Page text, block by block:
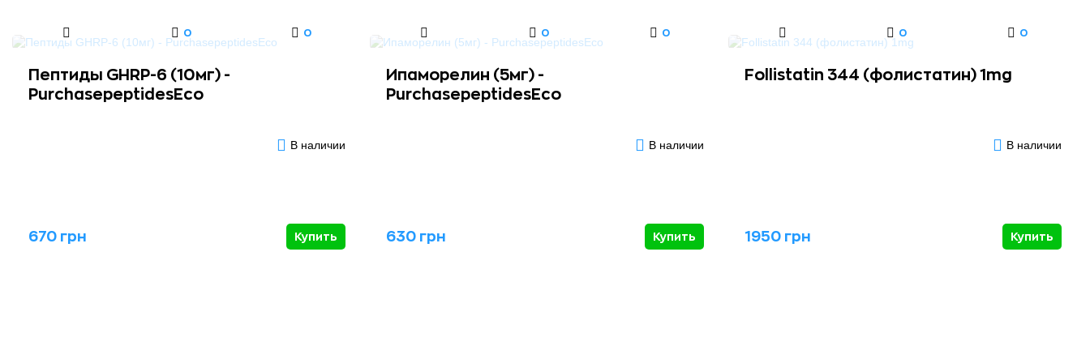
0 0
Пептиды GHRP-6 (10мг) -
PurchasepeptidesEco
В наличии
670 грн Купить
0 0
Ипаморелин (5мг) -
PurchasepeptidesEco
В наличии
630 грн Купить
0 0
Follistatin 344 (фолистатин) 1mg
В наличии
1950 грн Купить